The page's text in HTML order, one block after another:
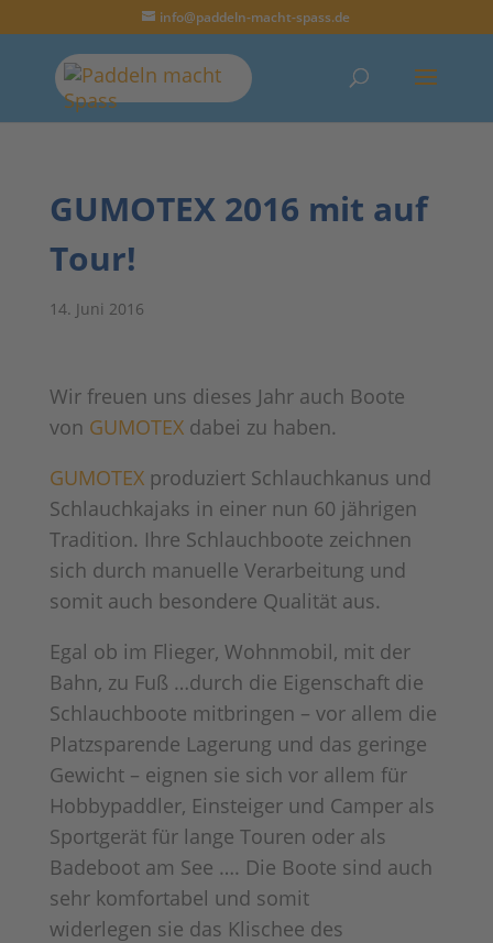
info@paddeln-macht-spass.de
GUMOTEX 2016 mit auf
Tour!
14. Juni 2016
Wir freuen uns dieses Jahr auch Boote
von GUMOTEXdabei zu haben.
GUMOTEXproduziert Schlauchkanus und
Schlauchkajaks in einer nun 60 jährigen
Tradition. Ihre Schlauchboote zeichnen
sich durch manuelle Verarbeitung und
somit auch besondere Qualität aus.
Egal ob im Flieger, Wohnmobil, mit der
Bahn, zu Fuß …durch die Eigenschaft die
Schlauchboote mitbringen – vor allem die
Platzsparende Lagerung und das geringe
Gewicht – eignen sie sich vor allem für
Hobbypaddler, Einsteiger und Camper als
Sportgerät für lange Touren oder als
Badeboot am See …. Die Boote sind auch
sehr komfortabel und somit
widerlegen sie das Klischee des